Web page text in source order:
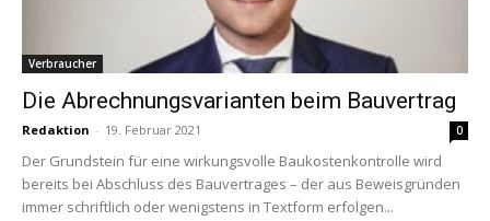
Verbraucher
Die Abrechnungsvarianten beim Bauvertrag
Redaktion - 19. Februar 2021 0
Der Grundstein für eine wirkungsvolle Baukostenkontrolle wird
bereits bei Abschluss des Bauvertrages – der aus Beweisgründen
immer schriftlich oder wenigstens in Textform erfolgen...